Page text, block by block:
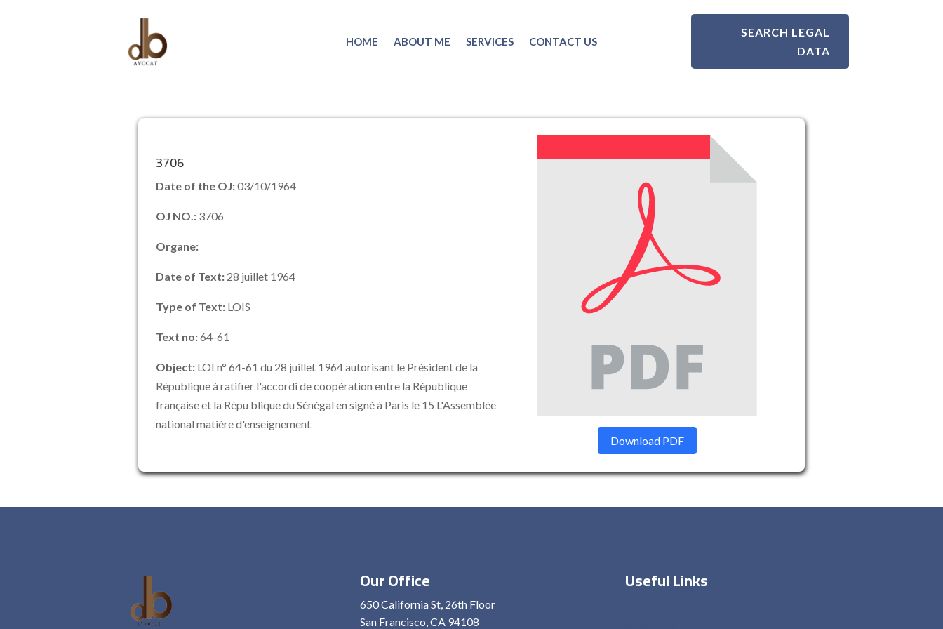
HOME ABOUT ME SERVICES CONTACT US
SEARCH LEGAL
DATA
3706
Date of the OJ:03/10/1964
OJ NO.: 3706
Organe:
Date of Text: 28 juillet 1964
Type of Text: LOIS
Text no:64-61
Object: LOI n° 64-61 du 28 juillet 1964 autorisant le Président de la
République à ratifier l'accordi de coopération entre la République
française et la Répu blique du Sénégal en signé à Paris le 15 L'Assemblée
national matière d'enseignement
Download PDF
Our Office
650 California St, 26th Floor
San Francisco, CA 94108
Useful Links